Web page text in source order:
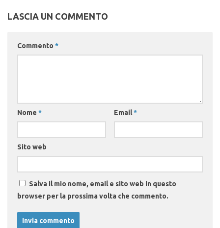
LASCIA UN COMMENTO
Commento *
Nome * Email*
Sito web
Salva il mio nome, email e sito web in questo
browser per la prossima volta che commento.